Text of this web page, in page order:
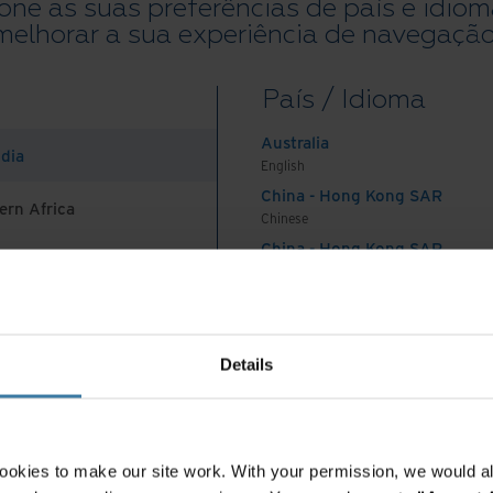
Details
to make our site work. With your permission, we would
as suas preferências de país e
a sua experiência de
Africa
And Turkey
País / Idioma
Australia
English
China - Hong Kong SAR
Chinese
China - Hong Kong SAR
India
English
Indonesia
Indonesian
que chegaram ao fim da sua vida útil não são
que ainda é possível extrair deles valor com
especialmente concebidas para isso.
perdidas de
valor
parte do dinheiro que o seu negócio
reduzir o seu custo total de propriedade
parte do valor dos seus ativos informáticos
os seus ativos desativados em peças